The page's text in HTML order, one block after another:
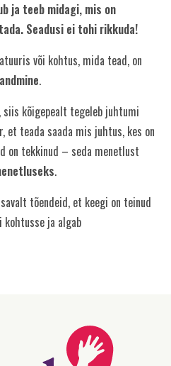
ja teeb midagi, mis on
Seadusi ei tohi rikkuda!
või kohtus, mida tead, on
.
siis kõigepealt tegeleb juhtumi
et teada saada mis juhtus, kes on
on tekkinud – seda menetlust
.
tõendeid, et keegi on teinud
ja algab